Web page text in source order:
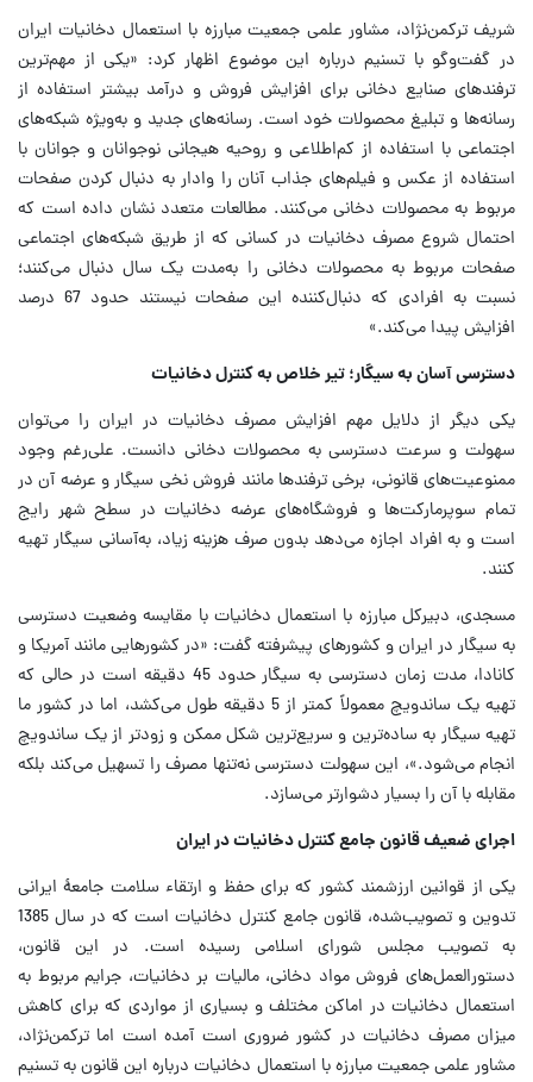
شریف ترکمن‌نژاد، مشاور علمی جمعیت مبارزه با استعمال دخانیات ایران
در گفت‌وگو با تسنیم درباره این موضوع اظهار کرد: «یکی از مهم‌ترین
ترفندهای صنایع دخانی برای افزایش فروش و درآمد بیشتر استفاده از
رسانه‌ها و تبلیغ محصولات خود است. رسانه‌های جدید و به‌ویژه شبکه‌های
اجتماعی با استفاده از کم‌اطلاعی و روحیه هیجانی نوجوانان و جوانان با
استفاده از عکس و فیلم‌های جذاب آنان را وادار به دنبال کردن صفحات
مربوط به محصولات دخانی می‌کنند. مطالعات متعدد نشان داده است که
احتمال شروع مصرف دخانیات در کسانی که از طریق شبکه‌های اجتماعی
صفحات مربوط به محصولات دخانی را به‌مدت یک سال دنبال می‌کنند؛
نسبت به افرادی که دنبال‌کننده این صفحات نیستند حدود 67 درصد
افزایش پیدا می‌کند.»
دسترسی آسان به سیگار؛ تیر خلاص به کنترل دخانیات
یکی دیگر از دلایل مهم افزایش مصرف دخانیات در ایران را می‌توان
سهولت و سرعت دسترسی به محصولات دخانی دانست. علی‌رغم وجود
ممنوعیت‌های قانونی، برخی ترفندها مانند فروش نخی سیگار و عرضه آن در
تمام سوپرمارکت‌ها و فروشگاه‌های عرضه دخانیات در سطح شهر رایج
است و به افراد اجازه می‌دهد بدون صرف هزینه زیاد، به‌آسانی سیگار تهیه
کنند.
مسجدی، دبیرکل مبارزه با استعمال دخانیات با مقایسه وضعیت دسترسی
به سیگار در ایران و کشورهای پیشرفته گفت: «در کشورهایی مانند آمریکا و
کانادا، مدت زمان دسترسی به سیگار حدود 45 دقیقه است در حالی که
تهیه یک ساندویچ معمولاً کمتر از 5 دقیقه طول می‌کشد، اما در کشور ما
تهیه سیگار به ساده‌ترین و سریع‌ترین شکل ممکن و زودتر از یک ساندویچ
انجام می‌شود.»، این سهولت دسترسی نه‌تنها مصرف را تسهیل می‌کند بلکه
مقابله با آن را بسیار دشوارتر می‌سازد.
اجرای ضعیف قانون جامع کنترل دخانیات در ایران
یکی از قوانین ارزشمند کشور که برای حفظ و ارتقاء سلامت جامعۀ ایرانی
تدوین و تصویب‌شده، قانون جامع کنترل دخانیات است که در سال 1385
به تصویب مجلس شورای اسلامی رسیده است. در این قانون،
دستورالعمل‌های فروش مواد دخانی، مالیات بر دخانیات، جرایم مربوط به
استعمال دخانیات در اماکن مختلف و بسیاری از مواردی که برای کاهش
میزان مصرف دخانیات در کشور ضروری است آمده است اما ترکمن‌نژاد،
مشاور علمی جمعیت مبارزه با استعمال دخانیات درباره این قانون به تسنیم